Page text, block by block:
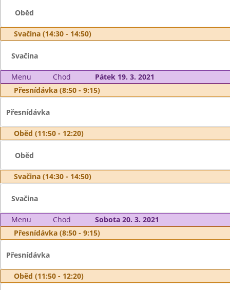
Oběd
Svačina (14:30 - 14:50)
Svačina
Menu Chod
Pátek 19. 3. 2021
Přesnídávka (8:50 - 9:15)
Přesnídávka
Oběd (11:50 - 12:20)
Oběd
Svačina (14:30 - 14:50)
Svačina
Menu Chod
Sobota 20. 3. 2021
Přesnídávka (8:50 - 9:15)
Přesnídávka
Oběd (11:50 - 12:20)